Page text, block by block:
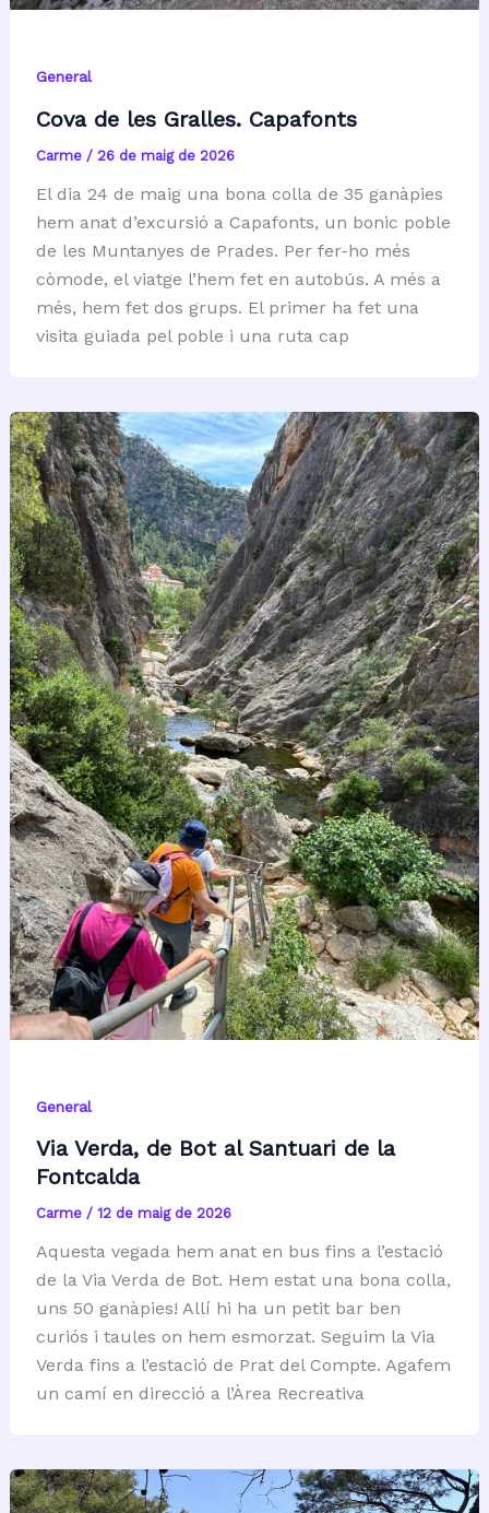
General
Cova de les Gralles. Capafonts
Carme / 26 de maig de 2026
El dia 24 de maig una bona colla de 35 ganàpies
hem anat d’excursió a Capafonts, un bonic poble
de les Muntanyes de Prades. Per fer-ho més
còmode, el viatge l’hem fet en autobús. A més a
més, hem fet dos grups. El primer ha fet una
visita guiada pel poble i una ruta cap
General
Via Verda, de Bot al Santuari de la
Fontcalda
Carme / 12 de maig de 2026
Aquesta vegada hem anat en bus fins a l’estació
de la Via Verda de Bot. Hem estat una bona colla,
uns 50 ganàpies! Allí hi ha un petit bar ben
curiós i taules on hem esmorzat. Seguim la Via
Verda fins a l’estació de Prat del Compte. Agafem
un camí en direcció a l’Àrea Recreativa